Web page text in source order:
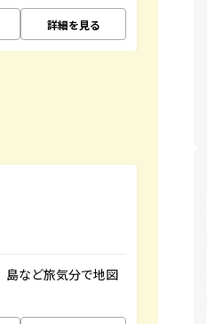
詳細を見る
島など旅気分で地図